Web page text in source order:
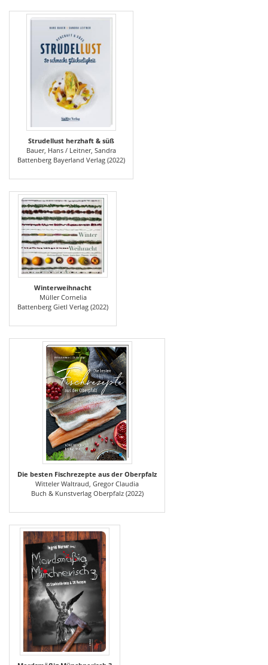
Strudellust herzhaft & süß
Bauer, Hans / Leitner, Sandra
Battenberg Bayerland Verlag (2022)
Winterweihnacht
Müller Cornelia
Battenberg Gietl Verlag (2022)
Die besten Fischrezepte aus der Oberpfalz
Witteler Waltraud, Gregor Claudia
Buch & Kunstverlag Oberpfalz (2022)